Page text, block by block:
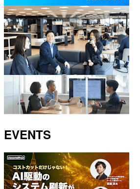
EVENTS